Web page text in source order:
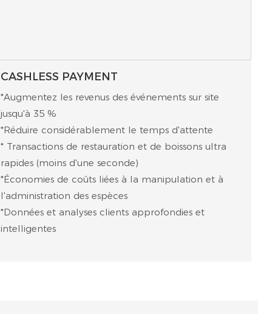
CASHLESS PAYMENT
*Augmentez les revenus des événements sur site
jusqu'à 35 %
*Réduire considérablement le temps d'attente
* Transactions de restauration et de boissons ultra
rapides (moins d'une seconde)
*Économies de coûts liées à la manipulation et à
l'administration des espèces
*Données et analyses clients approfondies et
intelligentes